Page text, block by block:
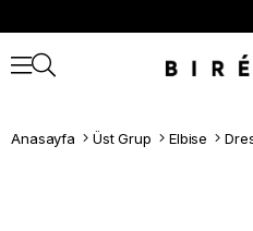
Anasayfa Üst Grup Elbise